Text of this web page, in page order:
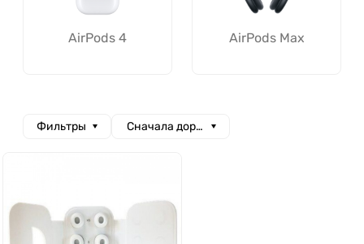
AirPods 4 AirPods Max
Фильтры Сначала дорогие